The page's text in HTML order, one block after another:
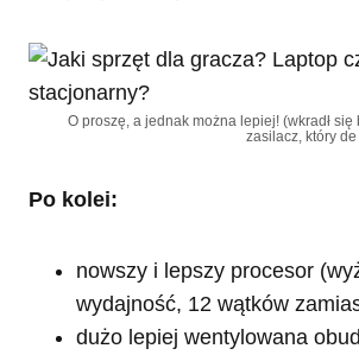
O proszę, a jednak można lepiej! (wkradł się
zasilacz, który
Po kolei:
nowszy i lepszy procesor
wydajność, 12 wątków
dużo lepiej wentylowana